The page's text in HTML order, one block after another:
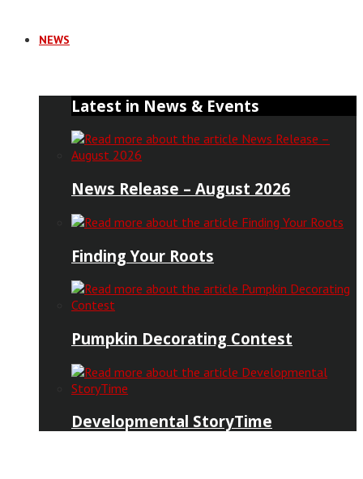
NEWS
Latest in News & Events
News Release – August 2026
Finding Your Roots
Pumpkin Decorating Contest
Developmental StoryTime